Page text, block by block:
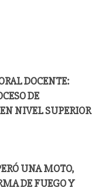
DOCENTE:
DE
NIVEL SUPERIOR
UNA MOTO,
DE FUEGO Y